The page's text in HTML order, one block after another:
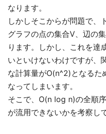
なります。
しかしそこからが問題で、
グラフの点の集合V、辺の
ります。しかし、これを達
いといけないわけですが、
な計算量がO(n^2)となるた
なってしまいます。
そこで、O(n log n)の全順
が流用できないかを考察し